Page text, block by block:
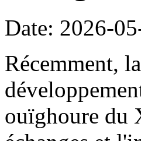
Date: 2026-
Récemment,
ouïghoure du